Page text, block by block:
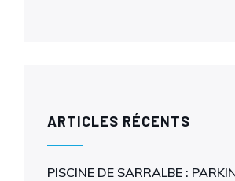
ARTICLES RÉCENTS
PISCINE DE SARRALBE :